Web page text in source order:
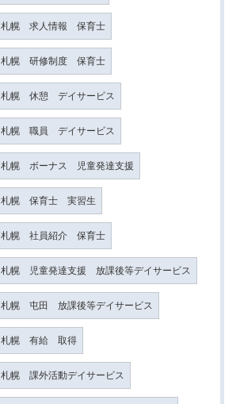
札幌 求人情報 保育士
札幌 研修制度 保育士
札幌 休憩 デイサービス
札幌 職員 デイサービス
札幌 ボーナス 児童発達支援
札幌 保育士 実習生
札幌 社員紹介 保育士
札幌 児童発達支援 放課後等デイサービス
札幌 屯田 放課後等デイサービス
札幌 有給 取得
札幌 課外活動デイサービス